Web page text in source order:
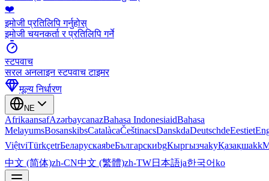
❤️
इमोजी प्रतिलिपि गर्नुहोस्
इमोजी चयनकर्ता र प्रतिलिपि गर्ने
स्टपवाच
सरल अनलाइन स्टपवाच टाइमर
मूल्य निर्धारण
NE
AfrikaansafAzərbaycanazBahasa IndonesiaidBahasa
MelayumsBosanskibsCatalàcaČeštinacsDanskdaDeutschdeEestiet
ViệtviTürkçetrБеларускаяbeБългарскиbgКыргызчаkyҚазақшаkk
中文 (简体)zh-CN中文 (繁體)zh-TW日本語ja한국어ko